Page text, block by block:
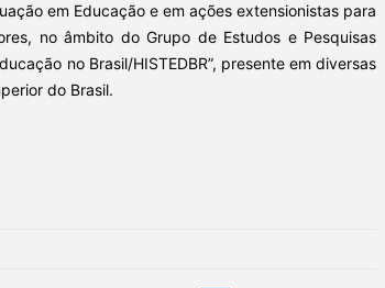
em Educação e em ações extensionistas para
no âmbito do Grupo de Estudos e Pesquisas
no Brasil/HISTEDBR”, presente em diversas
do Brasil.